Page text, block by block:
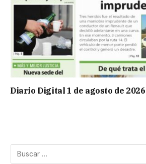
Diario Digital 1 de agosto de 2026